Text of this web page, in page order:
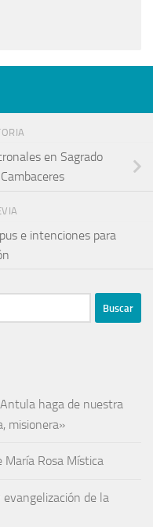
en Sagrado
e intenciones para
haga de nuestra
misionera»
Rosa Mística
de la